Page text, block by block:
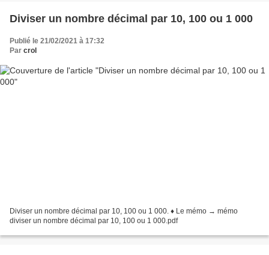
Diviser un nombre décimal par 10, 100 ou 1 000
Publié le 21/02/2021 à 17:32
Par crol
Diviser un nombre décimal par 10, 100 ou 1 000. ♦ Le mémo → mémo
diviser un nombre décimal par 10, 100 ou 1 000.pdf